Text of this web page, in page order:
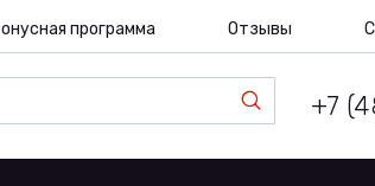
программа Отзывы
+7